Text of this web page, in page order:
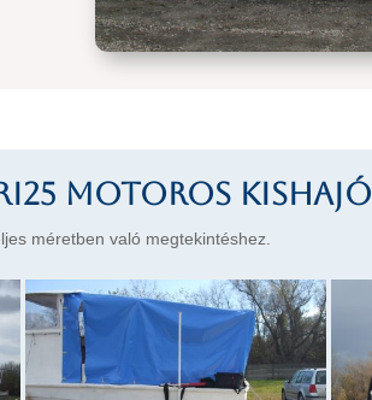
motoros kishajó
méretben való megtekintéshez.